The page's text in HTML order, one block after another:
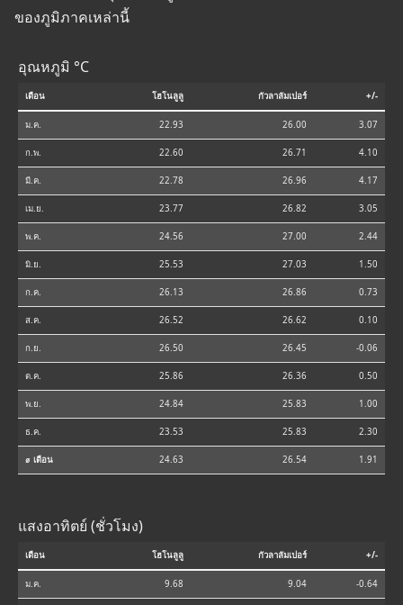
ของภูมิภาคเหล่านี้
อุณหภูมิ °C
เดือน โฮโนลูลู กัวลาลัมเปอร์ +/-
ม.ค. 22.93 26.00 3.07
ก.พ. 22.60 26.71 4.10
มี.ค. 22.78 26.96 4.17
เม.ย. 23.77 26.82 3.05
พ.ค. 24.56 27.00 2.44
มิ.ย. 25.53 27.03 1.50
ก.ค. 26.13 26.86 0.73
ส.ค. 26.52 26.62 0.10
ก.ย. 26.50 26.45 -0.06
ต.ค. 25.86 26.36 0.50
พ.ย. 24.84 25.83 1.00
ธ.ค. 23.53 25.83 2.30
⌀ เดือน 24.63 26.54 1.91
แสงอาทิตย์ (ชั่วโมง)
เดือน โฮโนลูลู กัวลาลัมเปอร์ +/-
ม.ค. 9.68 9.04 -0.64